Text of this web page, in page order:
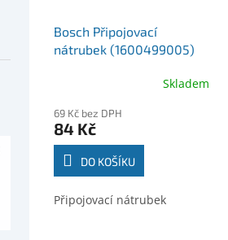
Bosch Připojovací
nátrubek (1600499005)
Skladem
69 Kč bez DPH
84 Kč
DO KOŠÍKU
Připojovací nátrubek